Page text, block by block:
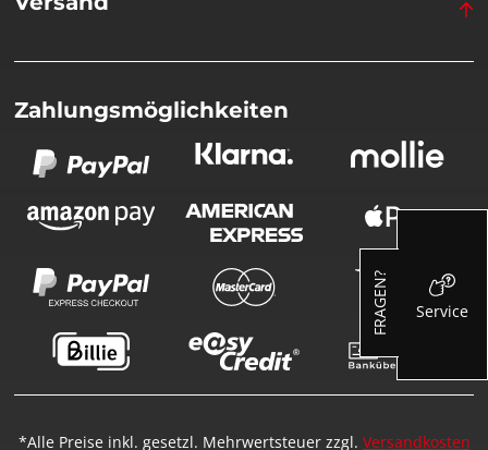
Zahlungsmöglichkeiten
*Alle Preise inkl. gesetzl. Mehrwertsteuer zzgl. Versandkosten
FRAGEN? Service